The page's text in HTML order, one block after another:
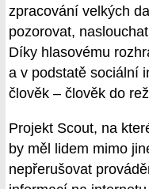
zpracování velkých
pozorovat,
Díky hlasovému
a v podstatě sociální
člověk – člověk do
Projekt Scout, na
by měl lidem mimo
nepřerušovat